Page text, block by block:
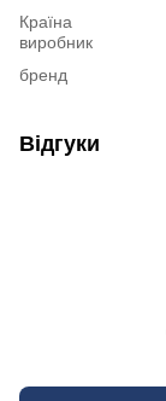
Країна
виробник
бренд
Відгуки